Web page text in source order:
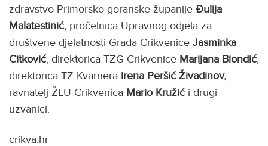
zdravstvo Primorsko-goranske županije Đulija
Malatestinić, pročelnica Upravnog odjela za
društvene djelatnosti Grada Crikvenice Jasminka
Citković, direktorica TZG Crikvenice Marijana Biondić,
direktorica TZ Kvarnera Irena Peršić Živadinov,
ravnatelj ŽLU Crikvenica Mario Kružić i drugi
uzvanici.
crikva.hr